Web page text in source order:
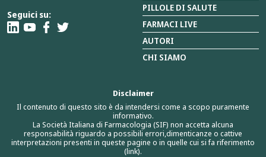
Seguici su:
Disclaimer
Il contenuto di questo sito è da intendersi come a scopo puramente
informativo.
La Società Italiana di Farmacologia (SIF) non accetta alcuna
responsabilità riguardo a possibili errori,dimenticanze o cattive
interpretazioni presenti in queste pagine o in quelle cui si fa riferimento
(link).
PILLOLE DI SALUTE
FARMACI LIVE
AUTORI
CHI SIAMO